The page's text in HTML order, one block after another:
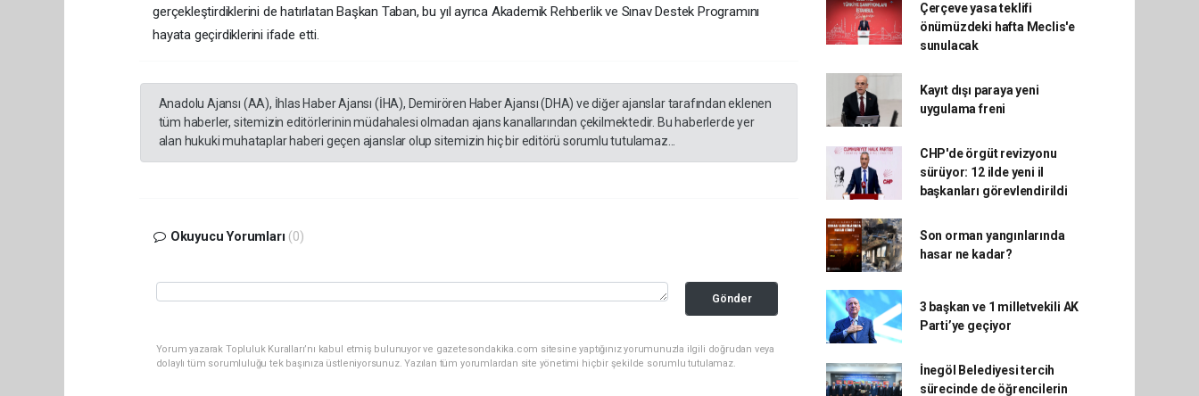
gerçekleştirdiklerini de hatırlatan Başkan Taban, bu yıl ayrıca Akademik Rehberlik ve Sınav Destek Programını
hayata geçirdiklerini ifade etti.
Anadolu Ajansı (AA), İhlas Haber Ajansı (İHA), Demirören Haber Ajansı (DHA) ve diğer ajanslar tarafından eklenen
tüm haberler, sitemizin editörlerinin müdahalesi olmadan ajans kanallarından çekilmektedir. Bu haberlerde yer
alan hukuki muhataplar haberi geçen ajanslar olup sitemizin hiç bir editörü sorumlu tutulamaz...
Okuyucu Yorumları (0)
Gönder
Yorum yazarak Topluluk Kuralları’nı kabul etmiş bulunuyor ve gazetesondakika.com sitesine yaptığınız yorumunuzla ilgili doğrudan veya
dolaylı tüm sorumluluğu tek başınıza üstleniyorsunuz. Yazılan tüm yorumlardan site yönetimi hiçbir şekilde sorumlu tutulamaz.
Çerçeve yasa teklifi
önümüzdeki hafta Meclis'e
sunulacak
Kayıt dışı paraya yeni
uygulama freni
CHP'de örgüt revizyonu
sürüyor: 12 ilde yeni il
başkanları görevlendirildi
Son orman yangınlarında
hasar ne kadar?
3 başkan ve 1 milletvekili AK
Parti’ye geçiyor
İnegöl Belediyesi tercih
sürecinde de öğrencilerin